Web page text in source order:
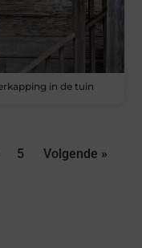
in de tuin
5 Volgende »